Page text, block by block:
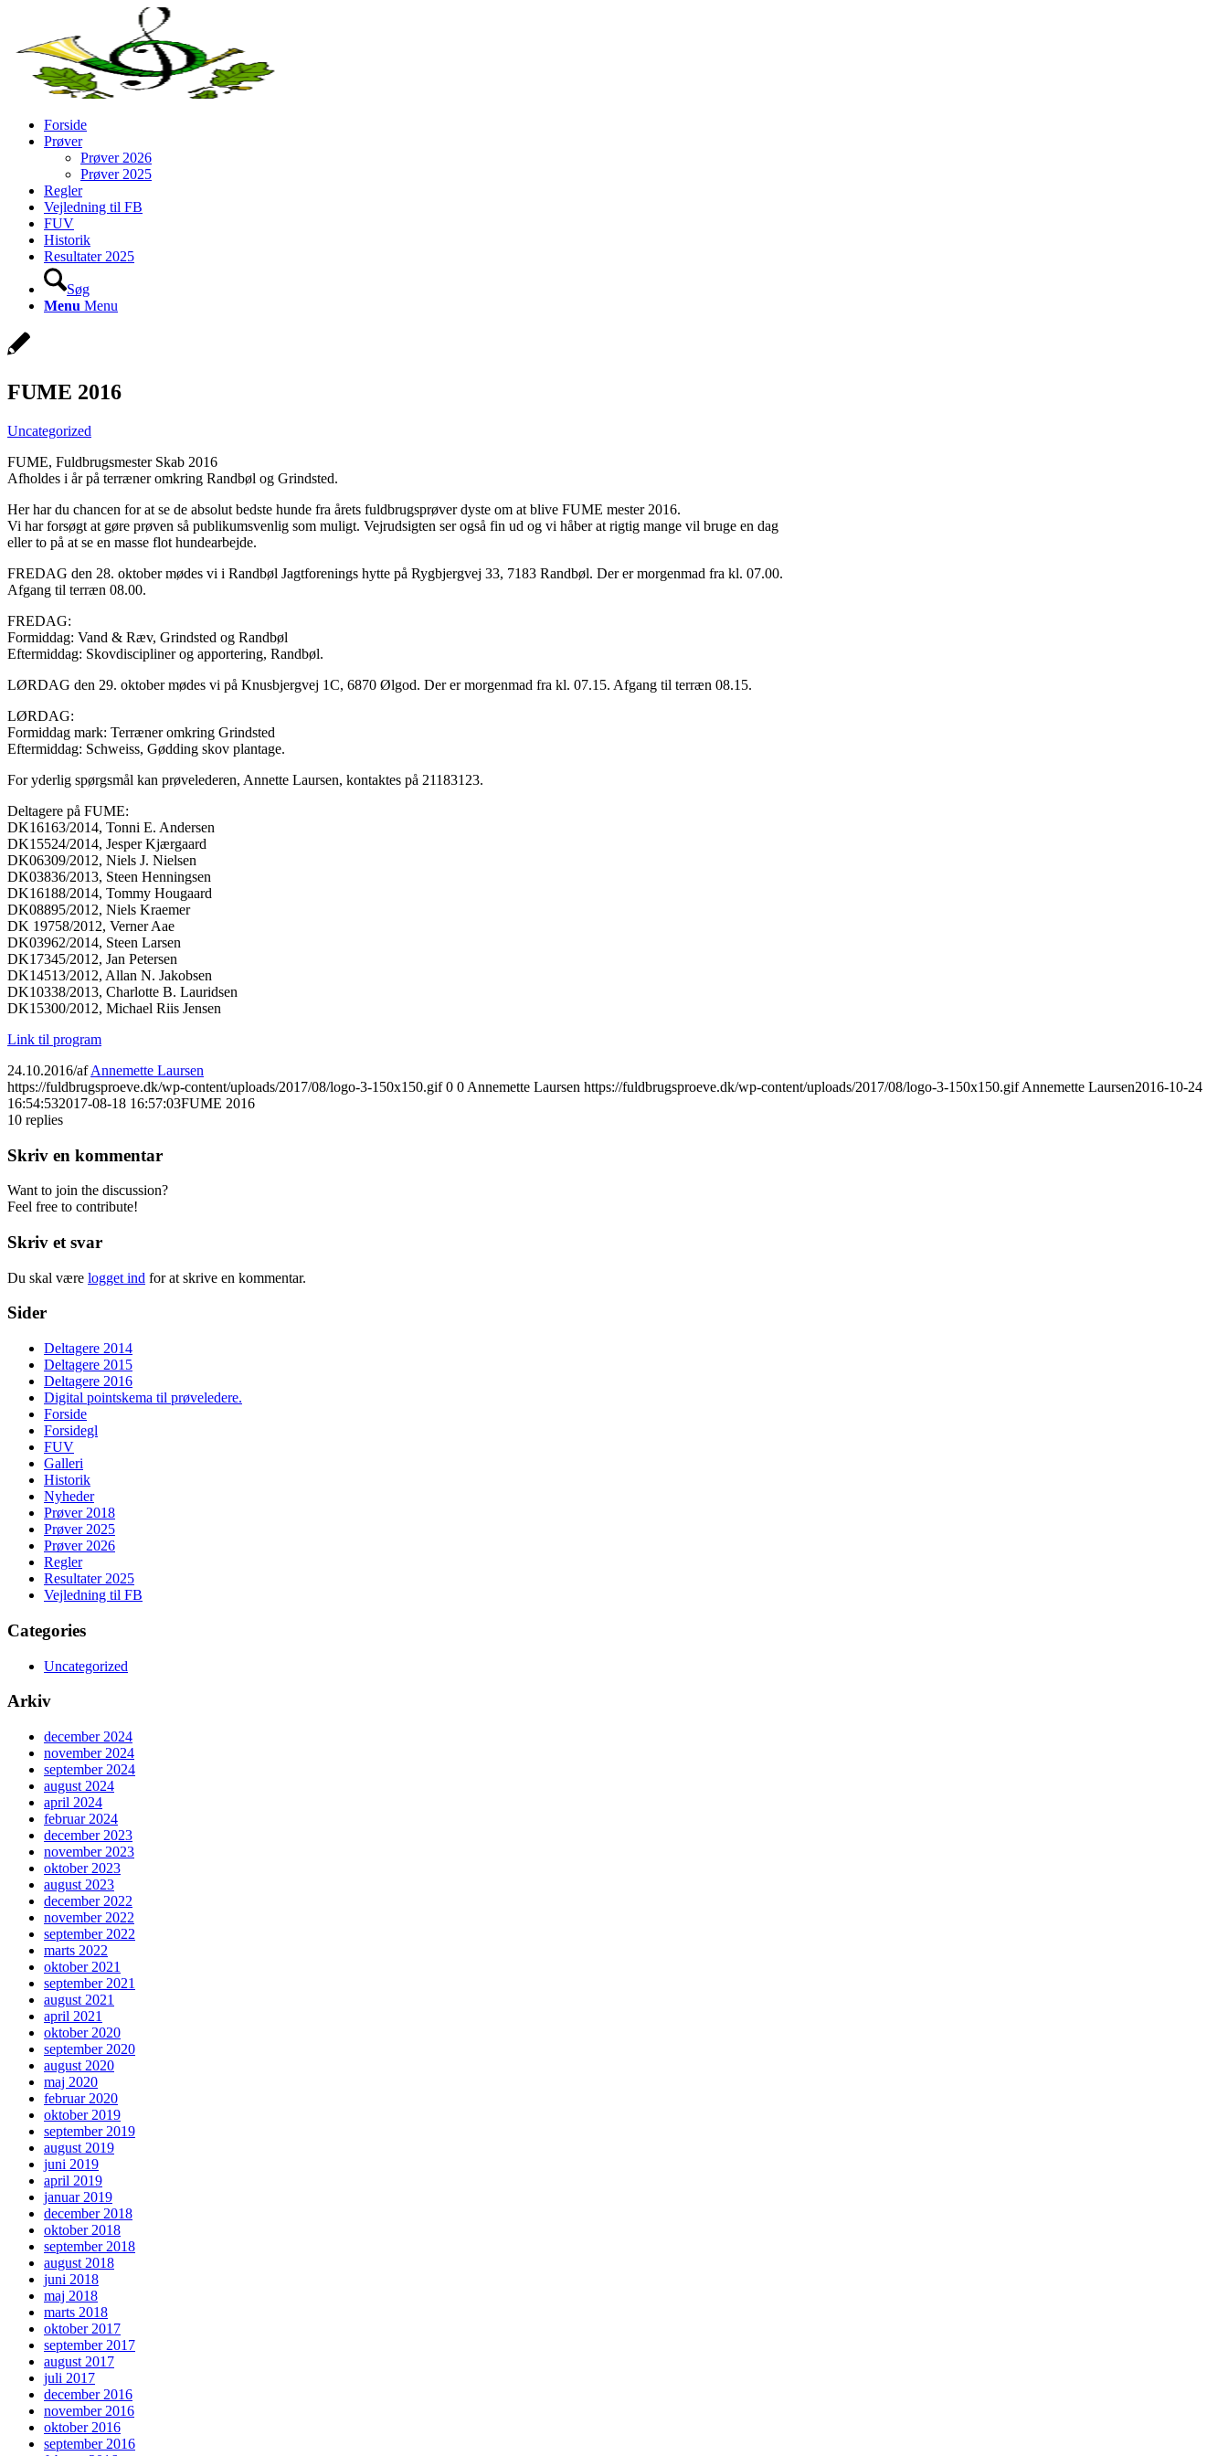
Forside
Prøver
Prøver 2026
Prøver 2025
Regler
Vejledning til FB
FUV
Historik
Resultater 2025
Søg
Menu Menu
FUME 2016
Uncategorized
FUME, Fuldbrugsmester Skab 2016
Afholdes i år på terræner omkring Randbøl og Grindsted.
Her har du chancen for at se de absolut bedste hunde fra årets fuldbrugsprøver dyste om at blive FUME mester 2016.
Vi har forsøgt at gøre prøven så publikumsvenlig som muligt. Vejrudsigten ser også fin ud og vi håber at rigtig mange vil bruge en dag
eller to på at se en masse flot hundearbejde.
FREDAG den 28. oktober mødes vi i Randbøl Jagtforenings hytte på Rygbjergvej 33, 7183 Randbøl. Der er morgenmad fra kl. 07.00.
Afgang til terræn 08.00.
FREDAG:
Formiddag: Vand & Ræv, Grindsted og Randbøl
Eftermiddag: Skovdiscipliner og apportering, Randbøl.
LØRDAG den 29. oktober mødes vi på Knusbjergvej 1C, 6870 Ølgod. Der er morgenmad fra kl. 07.15. Afgang til terræn 08.15.
LØRDAG:
Formiddag mark: Terræner omkring Grindsted
Eftermiddag: Schweiss, Gødding skov plantage.
For yderlig spørgsmål kan prøvelederen, Annette Laursen, kontaktes på 21183123.
Deltagere på FUME:
DK16163/2014, Tonni E. Andersen
DK15524/2014, Jesper Kjærgaard
DK06309/2012, Niels J. Nielsen
DK03836/2013, Steen Henningsen
DK16188/2014, Tommy Hougaard
DK08895/2012, Niels Kraemer
DK 19758/2012, Verner Aae
DK03962/2014, Steen Larsen
DK17345/2012, Jan Petersen
DK14513/2012, Allan N. Jakobsen
DK10338/2013, Charlotte B. Lauridsen
DK15300/2012, Michael Riis Jensen
Link til program
24.10.2016/afAnnemette Laursen
https://fuldbrugsproeve.dk/wp-content/uploads/2017/08/logo-3-150x150.gif 0 0 Annemette Laursen https://fuldbrugsproeve.dk/wp-content/uploads/2017/08/logo-3-150x150.gif Annemette Laursen2016-10-24
16:54:532017-08-18 16:57:03FUME 2016
10 replies
Skriv en kommentar
Want to join the discussion?
Feel free to contribute!
Skriv et svar
Du skal være logget ind for at skrive en kommentar.
Sider
Deltagere 2014
Deltagere 2015
Deltagere 2016
Digital pointskema til prøveledere.
Forside
Forsidegl
FUV
Galleri
Historik
Nyheder
Prøver 2018
Prøver 2025
Prøver 2026
Regler
Resultater 2025
Vejledning til FB
Categories
Uncategorized
Arkiv
december 2024
november 2024
september 2024
august 2024
april 2024
februar 2024
december 2023
november 2023
oktober 2023
august 2023
december 2022
november 2022
september 2022
marts 2022
oktober 2021
september 2021
august 2021
april 2021
oktober 2020
september 2020
august 2020
maj 2020
februar 2020
oktober 2019
september 2019
august 2019
juni 2019
april 2019
januar 2019
december 2018
oktober 2018
september 2018
august 2018
juni 2018
maj 2018
marts 2018
oktober 2017
september 2017
august 2017
juli 2017
december 2016
november 2016
oktober 2016
september 2016